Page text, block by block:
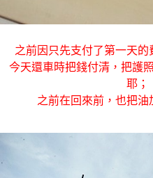
之前因只先支付了第一天的
今天還車時把錢付清，把護
耶；
之前在回來前，也把油